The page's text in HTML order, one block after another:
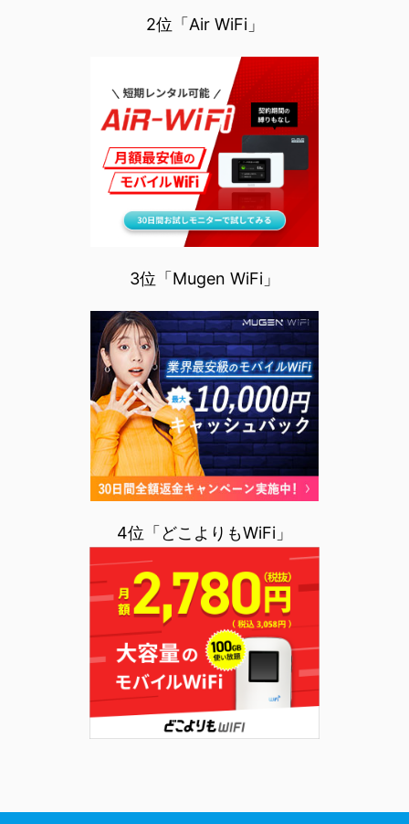
2位「Air WiFi」
3位「Mugen WiFi」
4位「どこよりもWiFi」